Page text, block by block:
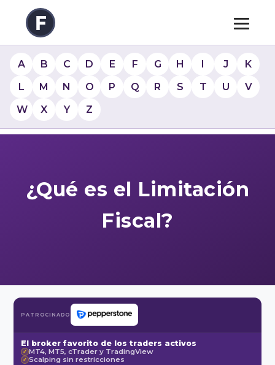
A B C D E F G H I J
K
L
M N O P Q R S T U
V
W
X Y Z
¿Qué es el Limitación
Fiscal?
PATROCINADO
El broker favorito de los traders activos
✓ MT4, MT5, cTrader y TradingView
✓ Scalping sin restricciones